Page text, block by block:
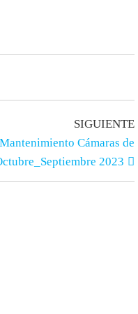
SIGUIENTE
Mantenimiento Cámaras de
2023